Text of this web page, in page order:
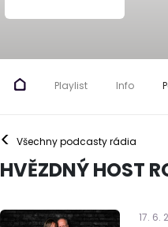
Playlist Info
< Všechny podcasty rádia
HVĚZDNÝ HOST
17. 6.